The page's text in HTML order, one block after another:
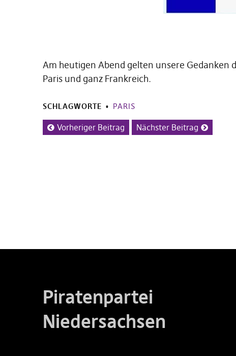
Am heutigen Abend gelten unsere Gedanken
Paris und ganz Frankreich.
SCHLAGWORTE PARIS
Vorheriger Beitrag Nächster Beitrag
Piratenpartei
Niedersachsen